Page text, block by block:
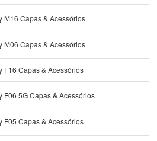
M16 Capas & Acessórios
M06 Capas & Acessórios
F16 Capas & Acessórios
F06 5G Capas & Acessórios
F05 Capas & Acessórios